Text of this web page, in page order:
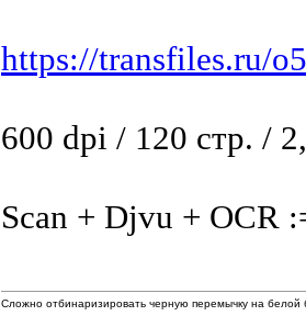
https://transfiles.ru/
600 dpi / 120 стр. /
Scan + Djvu + OCR
Сложно отбинаризировать черную перемычку на белой